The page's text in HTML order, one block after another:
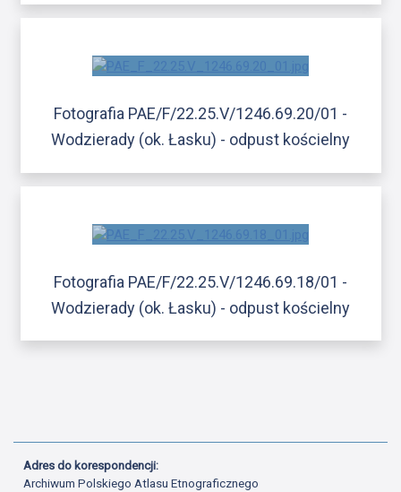
Fotografia PAE/F/22.25.V/1246.69.20/01 -
Wodzierady (ok. Łasku) - odpust kościelny
Fotografia PAE/F/22.25.V/1246.69.18/01 -
Wodzierady (ok. Łasku) - odpust kościelny
Adres do korespondencji:
Archiwum Polskiego Atlasu Etnograficznego